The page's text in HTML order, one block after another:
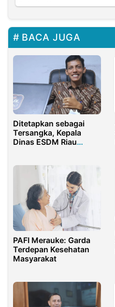
BACA JUGA
Ditetapkan sebagai
Tersangka, Kepala
Dinas ESDM Riau
PAFI Merauke: Garda
Terdepan Kesehatan